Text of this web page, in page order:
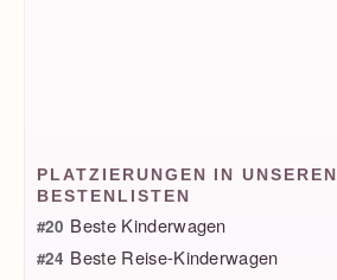
PLATZIERUNGEN IN UNSEREN
BESTENLISTEN
#20 Beste Kinderwagen
#24 Beste Reise-Kinderwagen